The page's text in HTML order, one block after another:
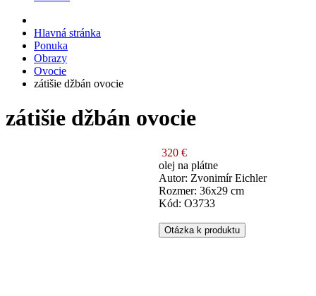
Hlavná stránka
Ponuka
Obrazy
Ovocie
zátišie džbán ovocie
zátišie džbán ovocie
320 €
olej na plátne
Autor: Zvonimír Eichler
Rozmer: 36x29 cm
Kód: O3733
Otázka k produktu